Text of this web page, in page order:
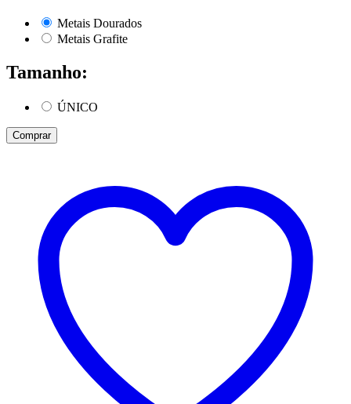
Metais Dourados
Metais Grafite
Tamanho:
ÚNICO
Comprar